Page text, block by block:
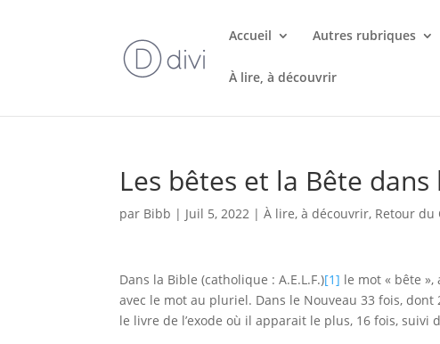
Accueil Autres rubriques
À lire, à découvrir
Les bêtes et la Bête dans
par Bibb | Juil 5, 2022 |À lire, à découvrir, Retour du
Dans la Bible (catholique : A.E.L.F.)[1] le mot « bête
avec le mot au pluriel. Dans le Nouveau 33 fois, dont
le livre de l’exode où il apparait le plus, 16 fois, suivi